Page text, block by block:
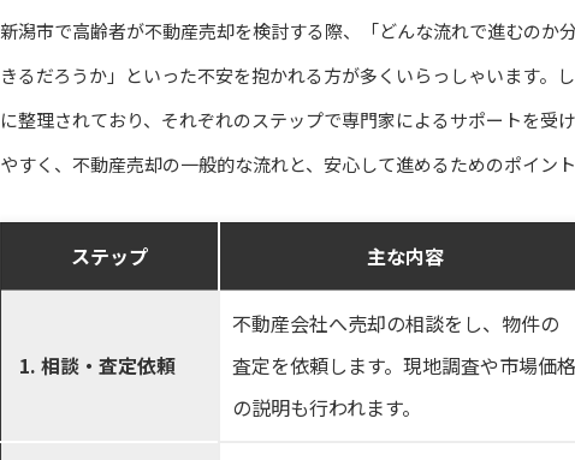
新潟市で高齢者が不動産売却を検討する際、「どんな流れで進むのか
きるだろうか」といった不安を抱かれる方が多くいらっしゃいます。
に整理されており、それぞれのステップで専門家によるサポートを受
やすく、不動産売却の一般的な流れと、安心して進めるためのポイント
ステップ 主な内容
1. 相談・査定依頼
不動産会社へ売却の相談をし、物件の
査定を依頼します。現地調査や市場価格
の説明も行われます。